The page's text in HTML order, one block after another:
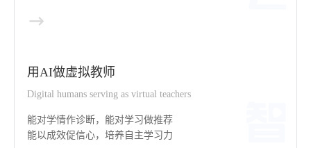
用AI做虚拟教师
Digital humans serving as virtual teachers
能对学情作诊断，能对学习做推荐
能以成效促信心，培养自主学习力